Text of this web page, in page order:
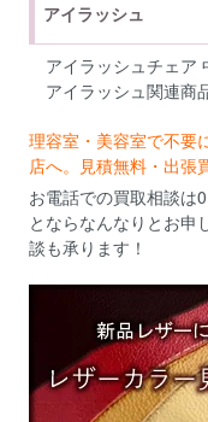
アイラッシュ
アイラッシュチェア
アイラッシュ関連商
理容室・美容室で不要
店へ。見積無料・出張
お電話での買取相談は
とならなんなりとお申
談も承ります！